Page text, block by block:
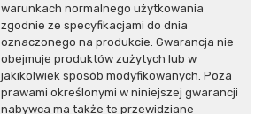
warunkach normalnego użytkowania
zgodnie ze specyfikacjami do dnia
oznaczonego na produkcie. Gwarancja nie
obejmuje produktów zużytych lub w
jakikolwiek sposób modyfikowanych. Poza
prawami określonymi w niniejszej gwarancji
nabywca ma także te przewidziane